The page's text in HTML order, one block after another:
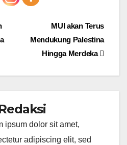
MUI akan Terus
Mendukung Palestina
Hingga Merdeka
ipsum dolor sit amet,
adipiscing elit, sed